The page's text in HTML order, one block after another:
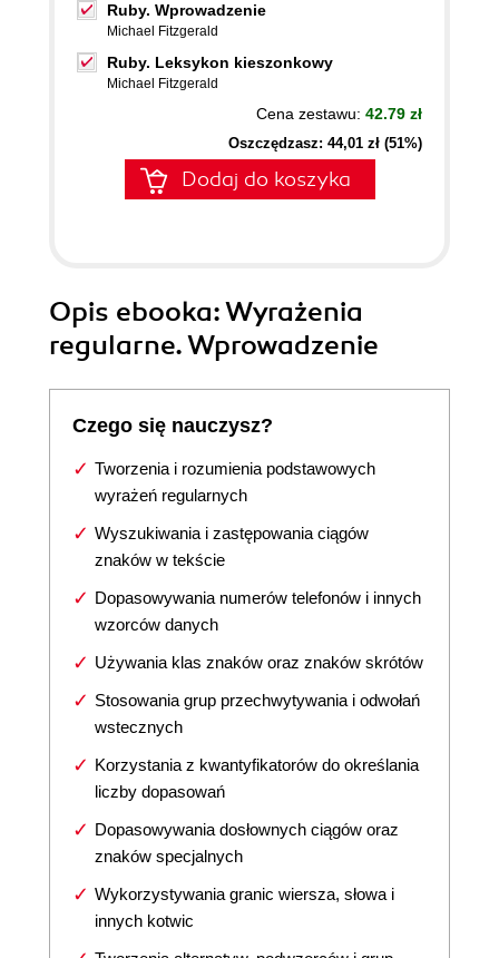
Ruby. Wprowadzenie
Michael Fitzgerald
Ruby. Leksykon kieszonkowy
Michael Fitzgerald
Cena zestawu: 42.79 zł
Oszczędzasz: 44,01 zł (51%)
Dodaj do koszyka
Opis ebooka: Wyrażenia
regularne. Wprowadzenie
Czego się nauczysz?
Tworzenia i rozumienia podstawowych
wyrażeń regularnych
Wyszukiwania i zastępowania ciągów
znaków w tekście
Dopasowywania numerów telefonów i innych
wzorców danych
Używania klas znaków oraz znaków skrótów
Stosowania grup przechwytywania i odwołań
wstecznych
Korzystania z kwantyfikatorów do określania
liczby dopasowań
Dopasowywania dosłownych ciągów oraz
znaków specjalnych
Wykorzystywania granic wiersza, słowa i
innych kotwic